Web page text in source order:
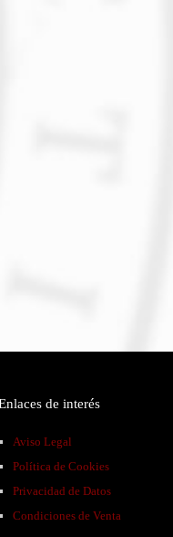
de interés
Aviso Legal
Política de Cookies
Privacidad de Datos
Condiciones de Venta